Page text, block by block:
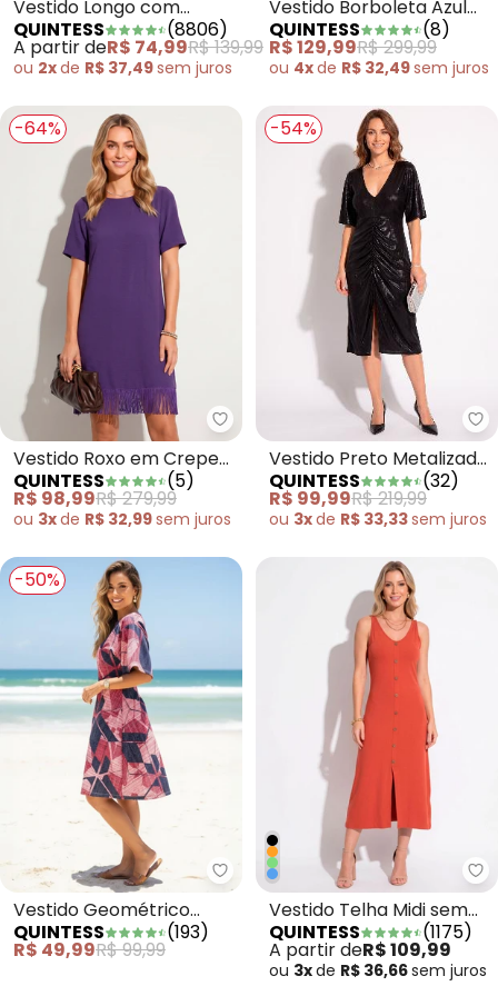
Vestido Longo com
Recorte Vertical Preto e
Onça
QUINTESS (8806)
A partir deR$ 74,99R$ 139,99
ou 2xde R$ 37,49sem juros
Vestido Borboleta Azul
em Tule
QUINTESS (8)
R$ 129,99R$ 299,99
ou 4xde R$ 32,49sem juros
-64%
Quintess - Vestido Roxo em
Vestido Roxo em Crepe
Plano com Franjas
QUINTESS (5)
R$ 98,99R$ 279,99
ou 3xde R$ 32,99sem juros
-54%
Vestido Preto Metalizado
com Franzido
QUINTESS (32)
R$ 99,99R$ 219,99
ou 3xde R$ 33,33sem juros
-50%
Quintess - Vestido Geométrico
Vestido Geométrico
Rosado com Mangas
Amplas
QUINTESS (193)
R$ 49,99R$ 99,99
Vestido Telha Midi sem
Mangas com Botões
QUINTESS (1175)
A partir deR$ 109,99
ou 3xde R$ 36,66sem juros